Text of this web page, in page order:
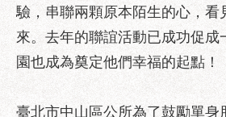
化
性
騷
擾
防
驗，串聯兩顆原本陌生的心，看
來。去年的聯誼活動已成功促成
園也成為奠定他們幸福的起點！
臺北市中山區公所為了鼓勵單身